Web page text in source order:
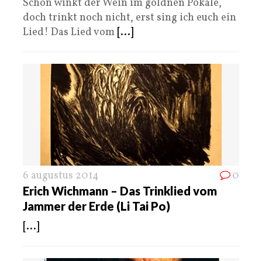
Schon winkt der Wein im goldnen Pokale,
doch trinkt noch nicht, erst sing ich euch ein
Lied! Das Lied vom [...]
6 augustus 2014 0
Erich Wichmann – Das Trinklied vom
Jammer der Erde (Li Tai Po)
[...]